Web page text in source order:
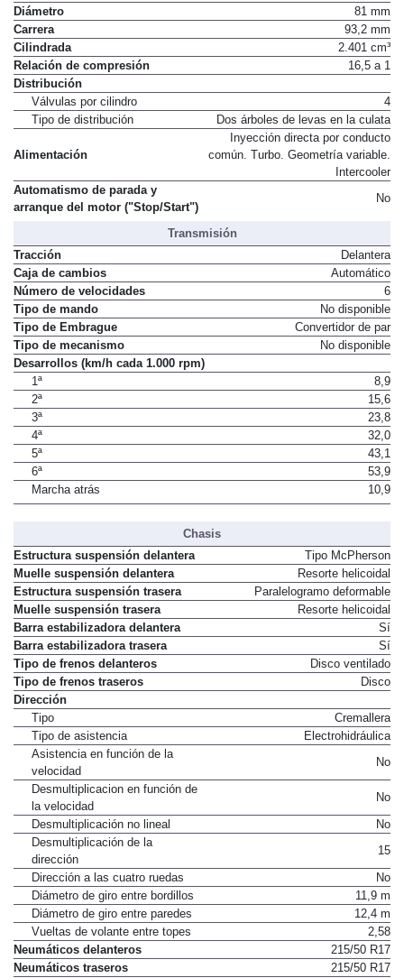
Material de la culata
Aluminio
Diámetro
81 mm
Carrera
93,2 mm
Cilindrada
2.401 cm³
Relación de compresión
Distribución
Válvulas por cilindro
4
Dos árboles de levas en la culata
Inyección directa por conducto
común. Turbo. Geometría variable.
Automatismo de parada y
Transmisión
Tracción
Delantera
Caja de cambios
Automático
Número de velocidades
6
Tipo de mando
No disponible
Tipo de Embrague
Convertidor de par
Tipo de mecanismo
Desarrollos (km/h cada 1.000 rpm)
1ª
8,9
2ª
15,6
3ª
23,8
4ª
32,0
5ª
43,1
6ª
53,9
Marcha atrás
10,9
Chasis
Estructura suspensión delantera
Tipo McPherson
Muelle suspensión delantera
Resorte helicoidal
Estructura suspensión trasera
Paralelogramo deformable
Muelle suspensión trasera
Resorte helicoidal
Barra estabilizadora delantera
Sí
Barra estabilizadora trasera
Sí
Tipo de frenos delanteros
Disco ventilado
Tipo de frenos traseros
Dirección
Tipo
Cremallera
Tipo de asistencia
Asistencia en función de la
velocidad
No
Desmultiplicacion en función de
la velocidad
No
Desmultiplicación no lineal
Desmultiplicación de la
dirección
15
Dirección a las cuatro ruedas
No
Diámetro de giro entre bordillos
11,9 m
Diámetro de giro entre paredes
12,4 m
Vueltas de volante entre topes
2,58
Neumáticos delanteros
215/50 R17